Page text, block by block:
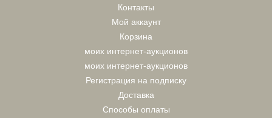
Контакты
Мой аккаунт
Корзина
моих интернет-аукционов
моих интернет-аукционов
Регистрация на подписку
Доставка
Способы оплаты